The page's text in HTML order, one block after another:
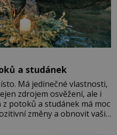
a studánek
Má jedinečné vlastnosti,
zdrojem osvěžení, ale i
z potoků a studánek má moc
změny a obnovit vaši